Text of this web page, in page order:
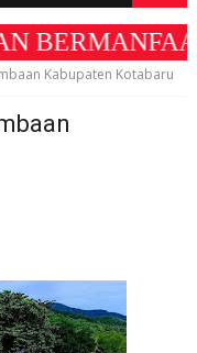
Kabupaten Kotabaru